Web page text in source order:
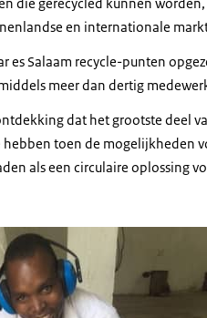
en internationale
es Salaam recycle-punten
meer dan dertig
dat het grootste deel
hebben toen de
als een circulaire oplossing